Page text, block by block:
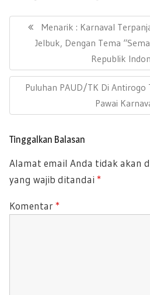
b
oo
k
er
s
A
p
p
e
a
p
s
P
R
V
I
S
O
S
T
:
Menarik : Karnaval
Jelbuk, Dengan Tema
Republik
N
X
O
S
:
Puluhan PAUD/TK Di
Pawai
Tinggalkan Balasan
Alamat email Anda tidak akan
yang wajib ditandai *
Komentar *